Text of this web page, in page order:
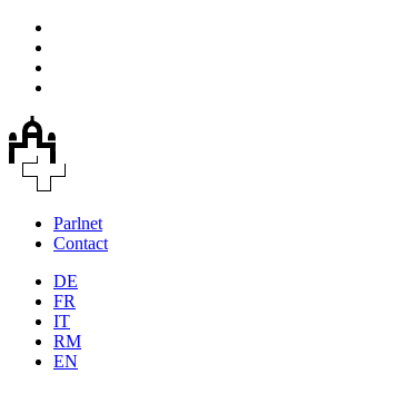
Parlnet
Contact
DE
FR
IT
RM
EN